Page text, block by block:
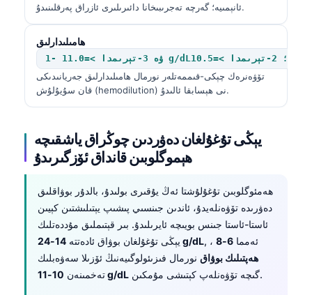
ئانېمىيە؛ گەرچە تەجرىبىخانا دائىرىلىرى ئازراق پەرقلىنىدۇ.
ھامىلىدارلىق
تۆۋەنرەك چېكى-قىممەتلەر نورمال ھامىلىدارلىق جەريانىدىكى
قان سۇيۇلۇش (hemodilution) نى ھېسابقا ئالىدۇ.
يېڭى تۇغۇلغان دەۋردىن چوڭراق ياشقىچە
ھېموگلوبىن قانداق ئۆزگىرىدۇ
ھەمئوگلوبىن تۇغۇلۇشتا ئەڭ يۇقىرى بولىدۇ، بالدۇر بوۋاقلىق
دەۋرىدە تۆۋەنلەيدۇ، ئاندىن جىنسىي پىشىپ يېتىلىشتىن كېيىن
ئاستا-ئاستا جىنس بويىچە ئايرىلىدۇ. بىر قېتىملىق مۇددەتلىك
يېڭى تۇغۇلغان بوۋاق ئادەتتە 14-24 g/dL , ، ئەمما
6-8
ھەپتىلىك بوۋاق نورمال فىزىئولوگىيەنىڭ ئۆزىلا سەۋەبلىك
تەخمىنەن10-11 g/dL گىچە تۆۋەنلەپ كېتىشى مۇمكىن.